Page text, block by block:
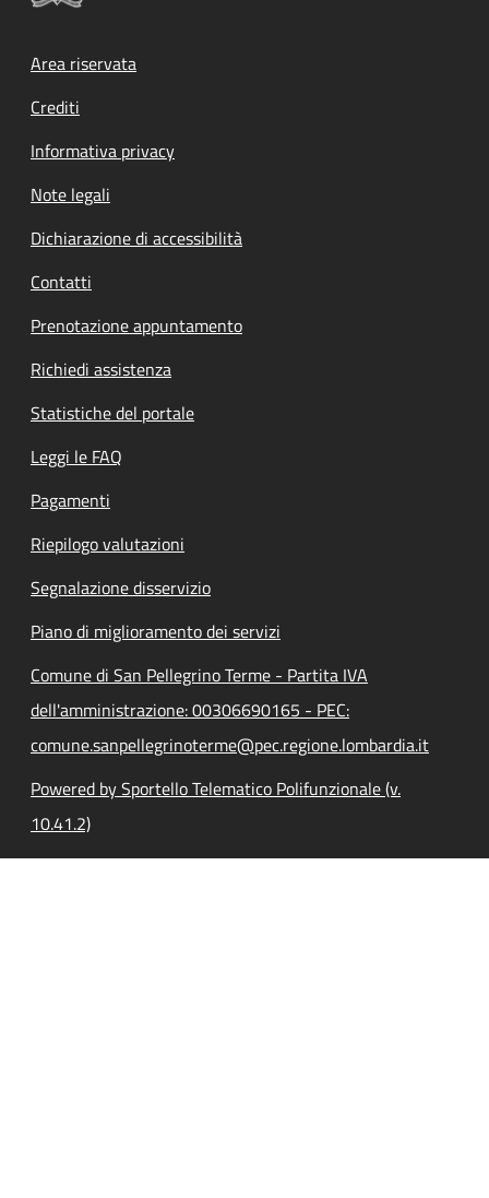
Footer menu
Area riservata
Crediti
Informativa privacy
Note legali
Dichiarazione di accessibilità
Contatti
Prenotazione appuntamento
Richiedi assistenza
Statistiche del portale
Leggi le FAQ
Pagamenti
Riepilogo valutazioni
Segnalazione disservizio
Piano di miglioramento dei servizi
Comune di San Pellegrino Terme - Partita IVA
dell'amministrazione: 00306690165 - PEC:
comune.sanpellegrinoterme@pec.regione.lombardia.it
Powered by Sportello Telematico Polifunzionale (v.
10.41.2)